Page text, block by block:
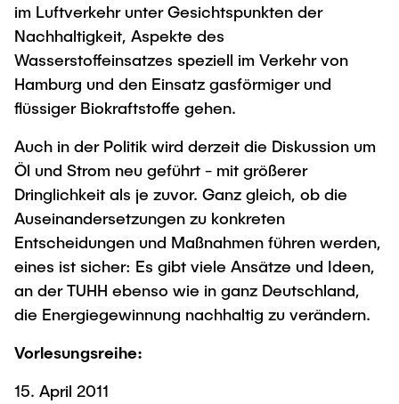
im Luftverkehr unter Gesichtspunkten der
Nachhaltigkeit, Aspekte des
Wasserstoffeinsatzes speziell im Verkehr von
Hamburg und den Einsatz gasförmiger und
flüssiger Biokraftstoffe gehen.
Auch in der Politik wird derzeit die Diskussion um
Öl und Strom neu geführt - mit größerer
Dringlichkeit als je zuvor. Ganz gleich, ob die
Auseinandersetzungen zu konkreten
Entscheidungen und Maßnahmen führen werden,
eines ist sicher: Es gibt viele Ansätze und Ideen,
an der TUHH ebenso wie in ganz Deutschland,
die Energiegewinnung nachhaltig zu verändern.
Vorlesungsreihe:
15. April 2011